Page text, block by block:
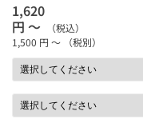
1,620
円 ～
（税込）
1,500 円 ～ （税別）